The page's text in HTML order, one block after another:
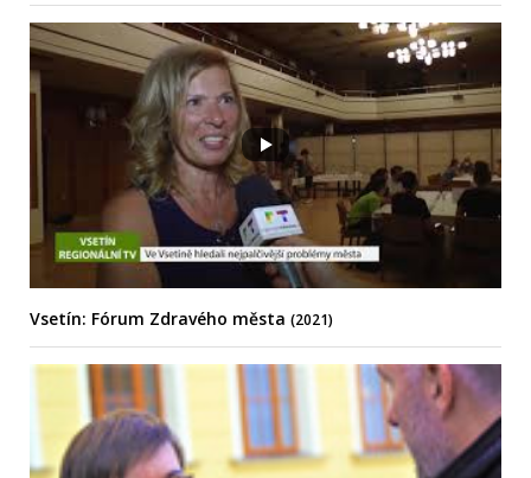
Vsetín: Fórum Zdravého města (2021)